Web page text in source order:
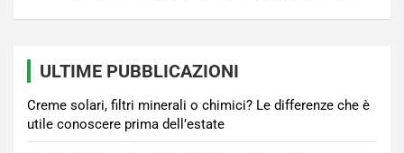
ULTIME PUBBLICAZIONI
Creme solari, filtri minerali o chimici? Le differenze che è
utile conoscere prima dell’estate